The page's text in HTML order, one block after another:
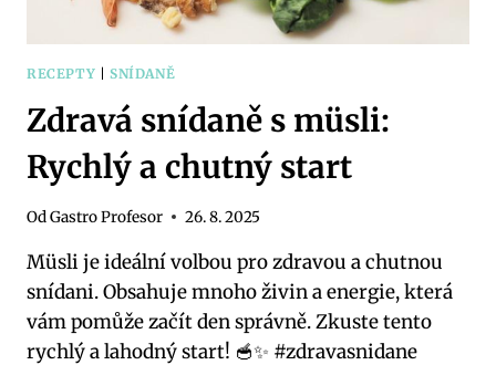
RECEPTY SNÍDANĚ
Zdravá snídaně s müsli:
Rychlý a chutný start
OdGastro Profesor 26. 8. 2025
Müsli je ideální volbou pro zdravou a chutnou
snídani. Obsahuje mnoho živin a energie, která
vám pomůže začít den správně. Zkuste tento
rychlý a lahodný start! 🥣✨ #zdravasnidane